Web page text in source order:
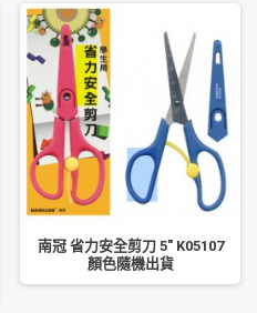
南冠 省力安全剪刀 5" K05107
顏色隨機出貨